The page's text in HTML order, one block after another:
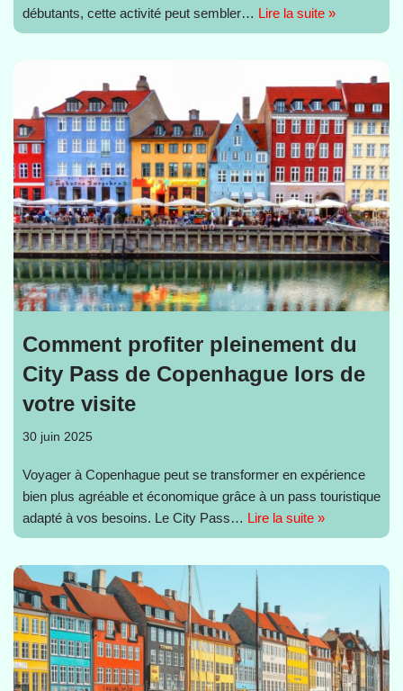
débutants, cette activité peut sembler… Lire la suite »
Comment profiter pleinement du
City Pass de Copenhague lors de
votre visite
30 juin 2025
Voyager à Copenhague peut se transformer en expérience
bien plus agréable et économique grâce à un pass touristique
adapté à vos besoins. Le City Pass… Lire la suite »